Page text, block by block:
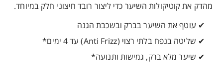
מהדק את קוטיקולות השיער כדי ליצור רובד חיצוני חלק במיוחד.
✔ עוטף את השיער בברק ובשכבת הגנה
✔ שליטה בנפח בלתי רצוי (Anti Frizz) עד 4 ימים*
✔ שיער מלא ברק, גמישות ותנועה*